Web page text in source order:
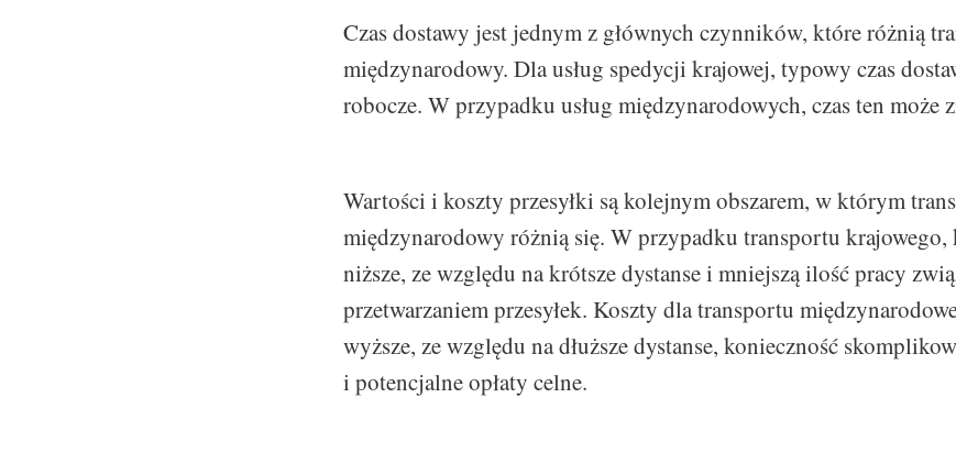
Czas dostawy jest jednym z głównych czynników, które różnią
międzynarodowy. Dla usług spedycji krajowej, typowy czas
robocze. W przypadku usług międzynarodowych, czas ten może
Wartości i koszty przesyłki są kolejnym obszarem, w którym
międzynarodowy różnią się. W przypadku transportu krajowego,
niższe, ze względu na krótsze dystanse i mniejszą ilość pracy
przetwarzaniem przesyłek. Koszty dla transportu
wyższe, ze względu na dłuższe dystanse, konieczność
i potencjalne opłaty celne.